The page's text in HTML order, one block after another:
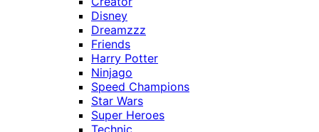
Disney
Dreamzzz
Friends
Harry Potter
Ninjago
Speed Champions
Star Wars
Super Heroes
Technic